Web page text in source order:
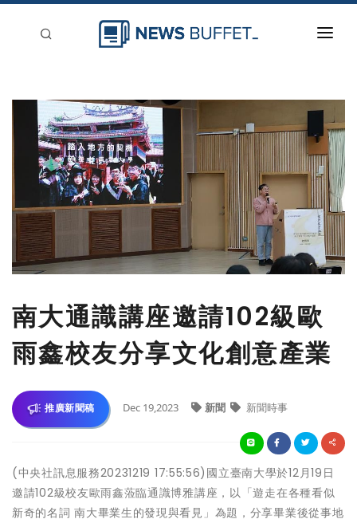
新聞稿分類
登入
刊登
南大通識講座邀請102級歐
雨鑫校友分享文化創意產業
推廣新聞稿 Dec 19,2023 新聞 新聞時事
(中央社訊息服務20231219 17:55:56)國立臺南大學於12月19日
邀請102級校友歐雨鑫蒞臨通識博雅講座，以「遊走在各種看似
新奇的名詞 南大畢業生的發現與看見」為題，分享畢業後從事地